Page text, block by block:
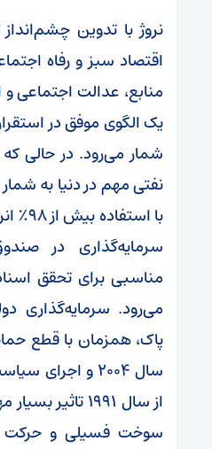
نروژ با تدوین
اقتصاد سبز و رفاه
منابع، عدالت اجتماعی
یک الگوی موفق در
شمار می‌رود. در حالی
نفتی مهم در دنیا به
با
سرمایه‌گذاری در
مناسبی برای تحقق
می‌رود. سرمایه‌گذاری
پاک، همزمان با قطع
سال ۲۰۰۴ و
از سال ۱۹۹۱
سوخت فسیلی و